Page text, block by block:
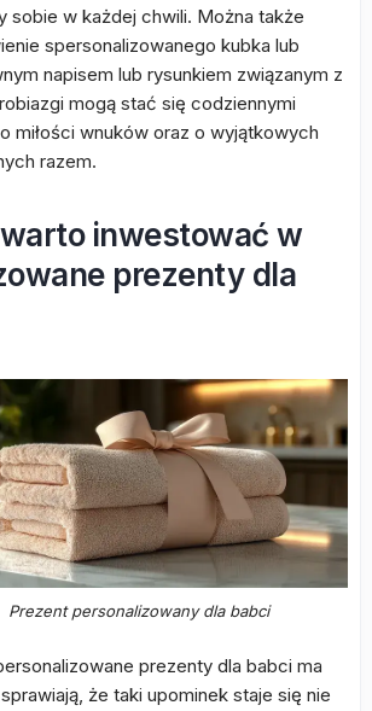
sobie w każdej chwili. Można także
spersonalizowanego kubka lub
napisem lub rysunkiem związanym z
mogą stać się codziennymi
miłości wnuków oraz o wyjątkowych
razem.
inwestować w
prezenty dla
Prezent personalizowany dla babci
prezenty dla babci ma
że taki upominek staje się nie